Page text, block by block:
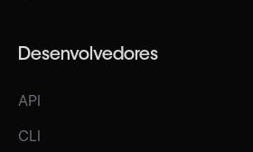
Desenvolvedores
API
CLI